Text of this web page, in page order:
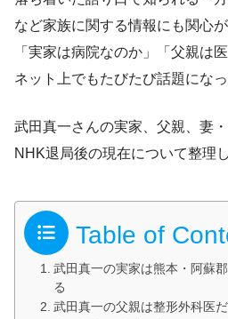
など家族に関する情報にも関心
「実家は病院なのか」「父親は
ネット上でもたびたび話題になっ
武田真一さんの実家、父親、妻
NHK退局後の現在について整理し
Table of
武田真一の実家は熊本・阿蘇
る
武田真一の父親は整形外科医